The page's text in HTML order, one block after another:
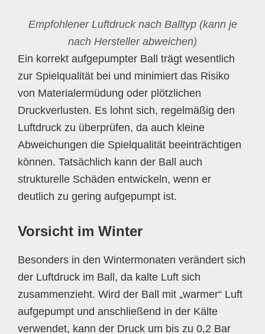
Empfohlener Luftdruck nach Balltyp (kann je
nach Hersteller abweichen)
Ein korrekt aufgepumpter Ball trägt wesentlich
zur Spielqualität bei und minimiert das Risiko
von Materialermüdung oder plötzlichen
Druckverlusten. Es lohnt sich, regelmäßig den
Luftdruck zu überprüfen, da auch kleine
Abweichungen die Spielqualität beeinträchtigen
können. Tatsächlich kann der Ball auch
strukturelle Schäden entwickeln, wenn er
deutlich zu gering aufgepumpt ist.
Vorsicht im Winter
Besonders in den Wintermonaten verändert sich
der Luftdruck im Ball, da kalte Luft sich
zusammenzieht. Wird der Ball mit „warmer“ Luft
aufgepumpt und anschließend in der Kälte
verwendet, kann der Druck um bis zu 0,2 Bar